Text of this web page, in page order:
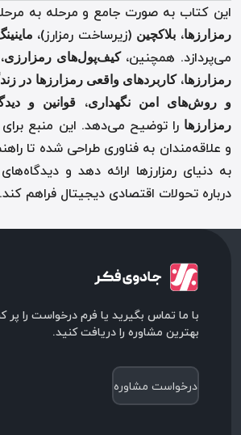
این کتاب به صورت جامع و مرحله به
رمزارزها، بلاکچین (زیرساخت رمزارز)،
می‌پردازد. همچنین،کیف‌پول‌های رمزارزی،
رمزارزها،کاربردهای واقعی رمزارزها در
و روش‌های امن نگهداری، قوانین و
رمزارزها را توضیح می‌دهد. این منبع
و علاقه‌مندان به فناوری طراحی شده تا
به دنیای رمزارزها ارائه دهد و
درباره تحولات اقتصادی دیجیتال فراهم کند.
با ما تماس بگیرید یا فرم درخواست را پر
بهترین مشاوره را دریافت کنید.
درخواست مشاوره